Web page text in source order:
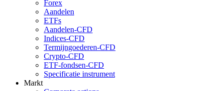
Forex
Aandelen
ETFs
Aandelen-CFD
Indices-CFD
Termijngoederen-CFD
Crypto-CFD
ETF-fondsen-CFD
Specificatie instrument
Markt